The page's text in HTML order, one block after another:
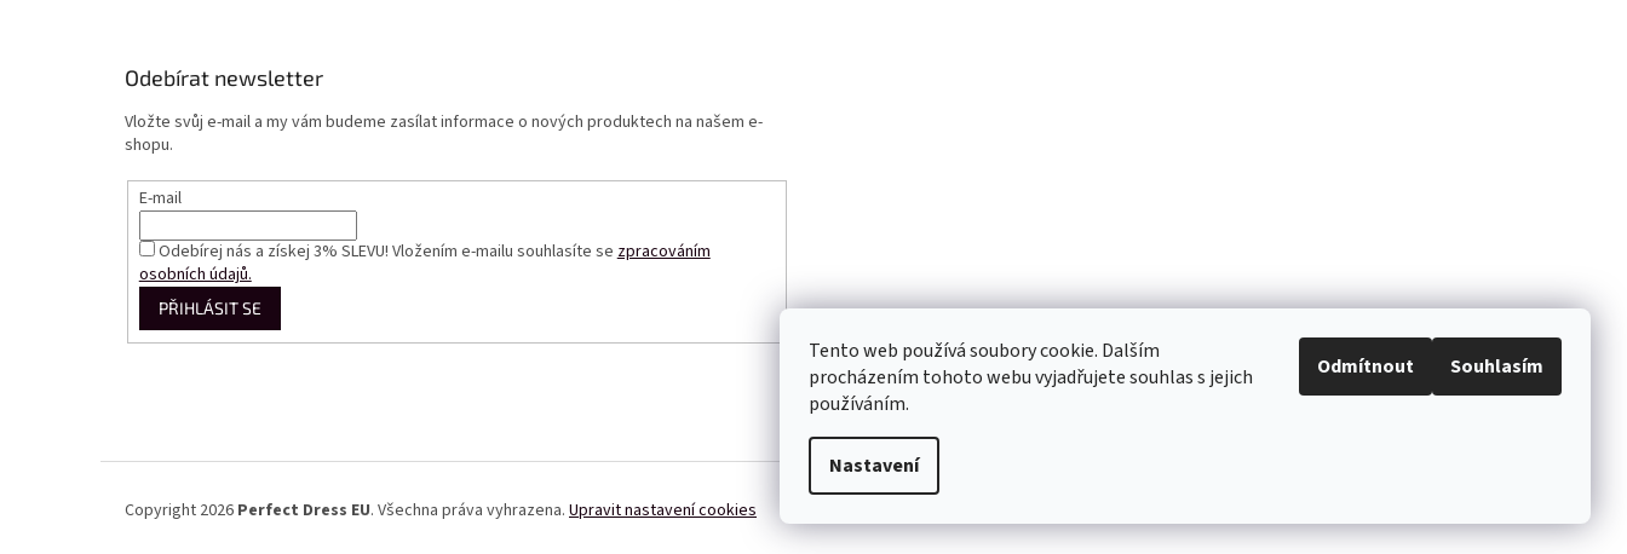
Tento web používá soubory cookie. Dalším
procházením tohoto webu vyjadřujete souhlas s jejich
používáním.
Nastavení
Odmítnout Souhlasím
Odebírat newsletter
Vložte svůj e-mail a my vám budeme zasílat informace o nových produktech na našem e-
shopu.
E-mail
Odebírej nás a získej 3% SLEVU! Vložením e-mailu souhlasíte se zpracováním
osobních údajů.
PŘIHLÁSIT SE
Copyright 2026 Perfect Dress EU. Všechna práva vyhrazena. Upravit nastavení cookies